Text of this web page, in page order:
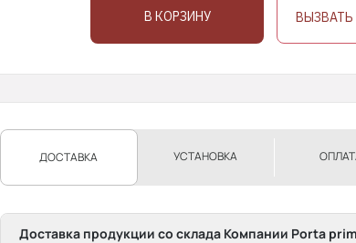
В КОРЗИНУ
ДОСТАВКА УСТАНОВКА
Доставка продукции со склада Компании Porta